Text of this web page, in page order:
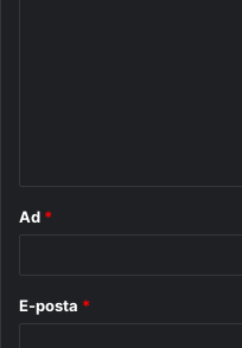
Ad *
E-posta *